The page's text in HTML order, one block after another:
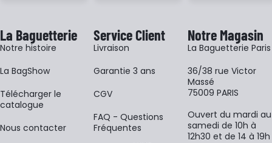
La Baguetterie
Notre histoire
La BagShow
​Télécharger le
catalogue
Nous contacter
Service Client
Livraison
Garantie 3 ans
CGV
FAQ - Questions
Fréquentes
Notre Magasin
La Baguetterie Paris
36/38 rue Victor
Massé
75009 PARIS
Ouvert du mardi au
samedi de 10h à
12h30 et de 14 à 19h